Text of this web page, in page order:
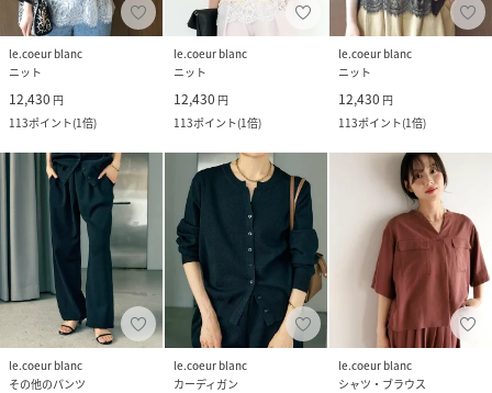
le.coeur blanc
ニット
12,430 円
113ポイント(1倍)
le.coeur blanc
ニット
12,430 円
113ポイント(1倍)
le.coeur blanc
ニット
12,430 円
113ポイント(1倍)
le.coeur blanc
その他のパンツ
le.coeur blanc
カーディガン
le.coeur blanc
シャツ・ブラウス